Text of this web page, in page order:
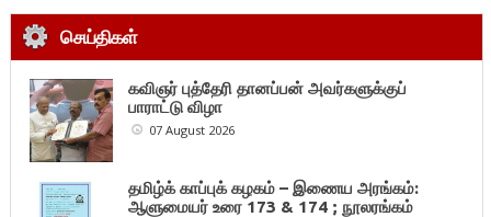
செய்திகள்
கவிஞர் புத்தேரி தானப்பன் அவர்களுக்குப்
பாராட்டு விழா
07 August 2026
தமிழ்க் காப்புக் கழகம் – இணைய அரங்கம்:
ஆளுமையர் உரை 173 & 174 ; நூலரங்கம்